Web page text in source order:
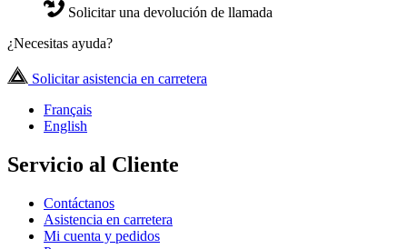
Solicitar una devolución de llamada
¿Necesitas ayuda?
Solicitar asistencia en carretera
Français
English
Servicio al Cliente
Contáctanos
Asistencia en carretera
Mi cuenta y pedidos